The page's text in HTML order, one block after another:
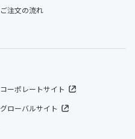
ご注文の流れ
コーポレートサイト
グローバルサイト